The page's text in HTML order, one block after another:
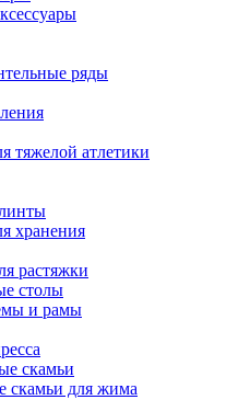
ряды
тяжелой атлетики
хранения
растяжки
столы
и рамы
скамьи
скамьи для жима